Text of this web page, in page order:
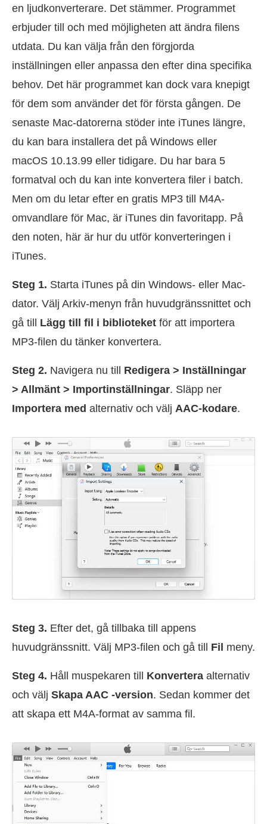
en ljudkonverterare. Det stämmer. Programmet
erbjuder till och med möjligheten att ändra filens
utdata. Du kan välja från den förgjorda
inställningen eller anpassa den efter dina specifika
behov. Det här programmet kan dock vara knepigt
för dem som använder det för första gången. De
senaste Mac-datorerna stöder inte iTunes längre,
du kan bara installera det på Windows eller
macOS 10.13.99 eller tidigare. Du har bara 5
formatval och du kan inte konvertera filer i batch.
Men om du letar efter en gratis MP3 till M4A-
omvandlare för Mac, är iTunes din favoritapp. På
den noten, här är hur du utför konverteringen i
iTunes.
Steg 1. Starta iTunes på din Windows- eller Mac-
dator. Välj Arkiv-menyn från huvudgränssnittet och
gå till Lägg till fil i biblioteket för att importera
MP3-filen du tänker konvertera.
Steg 2. Navigera nu till Redigera > Inställningar
> Allmänt > Importinställningar. Släpp ner
Importera med alternativ och välj AAC-kodare.
Steg 3. Efter det, gå tillbaka till appens
huvudgränssnitt. Välj MP3-filen och gå till Fil meny.
Steg 4. Håll muspekaren till Konvertera alternativ
och välj Skapa AAC -version. Sedan kommer det
att skapa ett M4A-format av samma fil.